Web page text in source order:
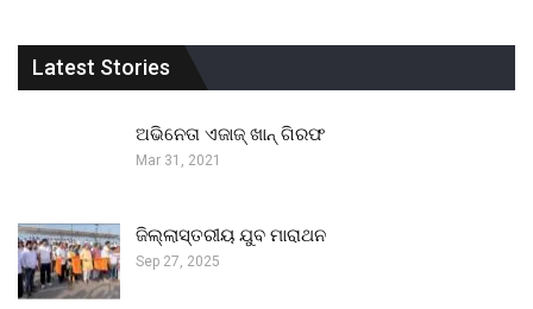
Latest Stories
ଅଭିନେତା ଏଜାଜ୍ ଖାନ୍ ଗିରଫ
Mar 31, 2021
ଜିଲ୍ଲାସ୍ତରୀୟ ଯୁବ ମାରାଥନ
Sep 27, 2025